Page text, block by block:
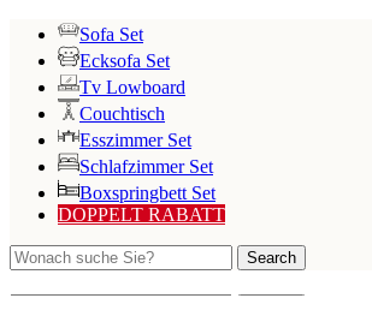
Sofa Set
Ecksofa Set
Tv Lowboard
Couchtisch
Esszimmer Set
Schlafzimmer Set
Boxspringbett Set
DOPPELT RABATT
Search